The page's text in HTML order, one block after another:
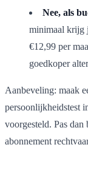
Nee, als
minimaal krijg
€12,99 per
goedkoper
Aanbeveling: maak
persoonlijkheidstest
voorgesteld. Pas
abonnement